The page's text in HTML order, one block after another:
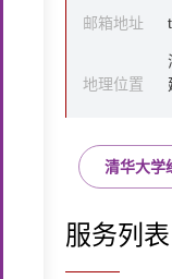
邮箱地址
地理位置
清华大学
服务列表